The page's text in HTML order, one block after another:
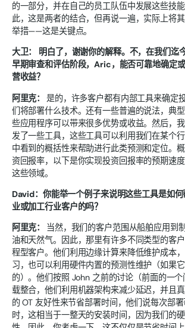
的一部分，并在自己的员工队伍中发展这些技
此，这是两者的结合，但再说一遍，实际上将
举措——这是关键点。
大卫：
明白了，谢谢你的解释。不，在我们迄
早期审查和评估阶段，Aric，能否可靠地确定
营收益？
阿里克： 是的，许多客户都有内部工具来确定
们将部署什么技术。还有一些普遍的说法，典
些应用程序可以带来很多优势或收益。然后，
发了一些工具，这些工具可以利用我们在某个
中看到的概括性来帮助进行此类预测和定位。
资回报率，以下是你实现投资回报率的预期速
这些领域。
David：你能举一个例子来说明这些工具是如
业或加工行业客户的吗？
阿里克：
当然，我们的客户范围从船舶应用到
油和天然气。因此，那里有许多不同类型的客
程型客户。他们利用边缘计算来降低维护成本
习，也可以利用硬件内置的预测性维护（如果
的）。他们按照 John 之前的讨论（前面的一
载整合，他们利用机器架构来减少延迟，并且
的 OT 友好性来节省部署时间，他们说每次部
时，这相当于一整天的安装时间，因为我们的